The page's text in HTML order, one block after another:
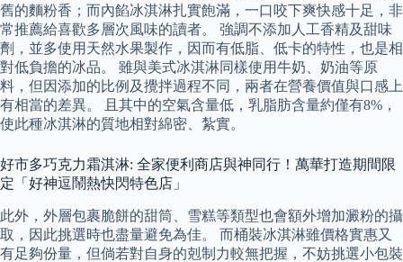
舊的麵粉香；而內餡冰淇淋扎實飽滿，一口咬下爽快感十足，非
常推薦給喜歡多層次風味的讀者。 強調不添加人工香精及甜味
劑，並多使用天然水果製作，因而有低脂、低卡的特性，也是相
對低負擔的冰品。 雖與美式冰淇淋同樣使用牛奶、奶油等原
料，但因添加的比例及攪拌過程不同，兩者在營養價值與口感上
有相當的差異。 且其中的空氣含量低，乳脂肪含量約僅有8%，
使此種冰淇淋的質地相對綿密、紮實。
好市多巧克力霜淇淋: 全家便利商店與神同行！萬華打造期間限
定「好神逗鬧熱快閃特色店」
此外，外層包裹脆餅的甜筒、雪糕等類型也會額外增加澱粉的攝
取，因此挑選時也盡量避免為佳。 而桶裝冰淇淋雖價格實惠又
有足夠份量，但倘若對自身的剋制力較無把握，不妨挑選小包裝